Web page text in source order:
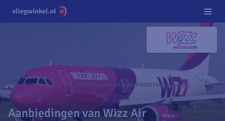
Aanbiedingen van Wizz Air